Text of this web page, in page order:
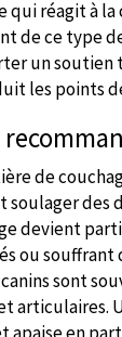
qui réagit à
de ce type
un
les points
de
des
devient
ou
sont
articulaires.